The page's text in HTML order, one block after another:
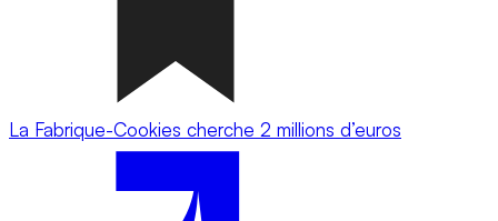
La Fabrique-Cookies cherche 2 millions d’euros